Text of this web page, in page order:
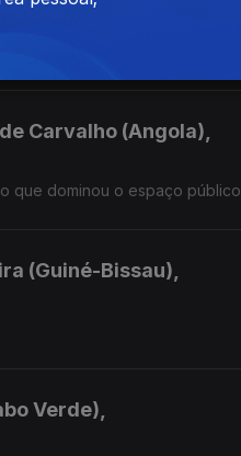
Carvalho (Angola),
que dominou o espaço público
(Guiné-Bissau),
Verde),